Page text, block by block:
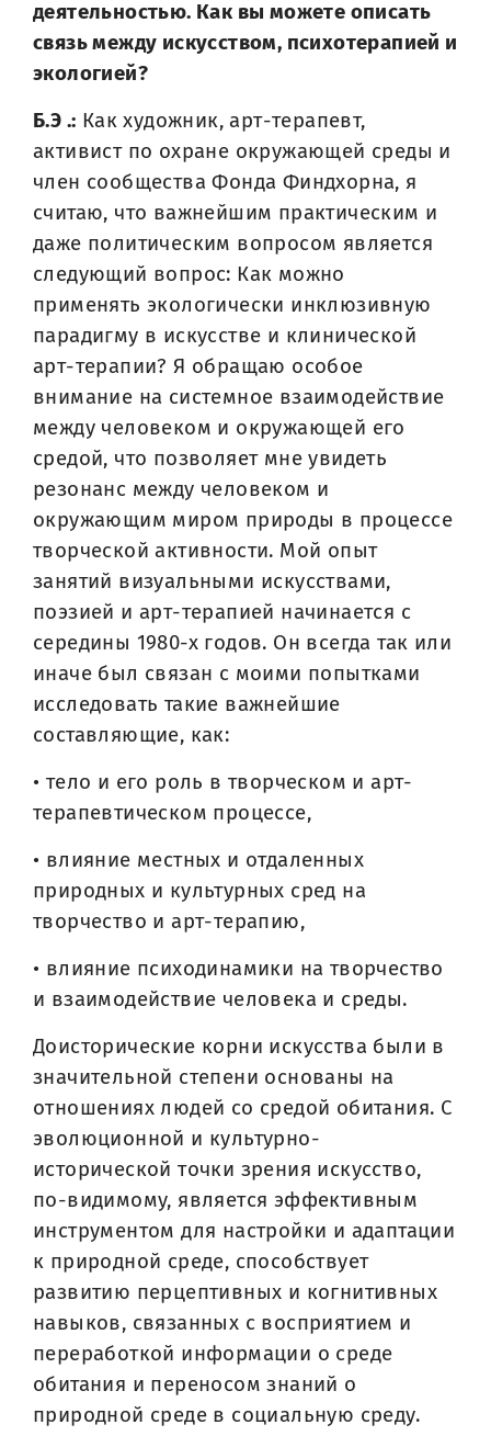
деятельностью. Как вы можете описать
связь между искусством, психотерапией и
экологией?
Б.Э .: Как художник, арт-терапевт,
активист по охране окружающей среды и
член сообщества Фонда Финдхорна, я
считаю, что важнейшим практическим и
даже политическим вопросом является
следующий вопрос: Как можно
применять экологически инклюзивную
парадигму в искусстве и клинической
арт-терапии? Я обращаю особое
внимание на системное взаимодействие
между человеком и окружающей его
средой, что позволяет мне увидеть
резонанс между человеком и
окружающим миром природы в процессе
творческой активности. Мой опыт
занятий визуальными искусствами,
поэзией и арт-терапией начинается с
середины 1980-х годов. Он всегда так или
иначе был связан с моими попытками
исследовать такие важнейшие
составляющие, как:
• тело и его роль в творческом и арт-
терапевтическом процессе,
• влияние местных и отдаленных
природных и культурных сред на
творчество и арт-терапию,
• влияние психодинамики на творчество
и взаимодействие человека и среды.
Доисторические корни искусства были в
значительной степени основаны на
отношениях людей со средой обитания. С
эволюционной и культурно-
исторической точки зрения искусство,
по-видимому, является эффективным
инструментом для настройки и адаптации
к природной среде, способствует
развитию перцептивных и когнитивных
навыков, связанных с восприятием и
переработкой информации о среде
обитания и переносом знаний о
природной среде в социальную среду.